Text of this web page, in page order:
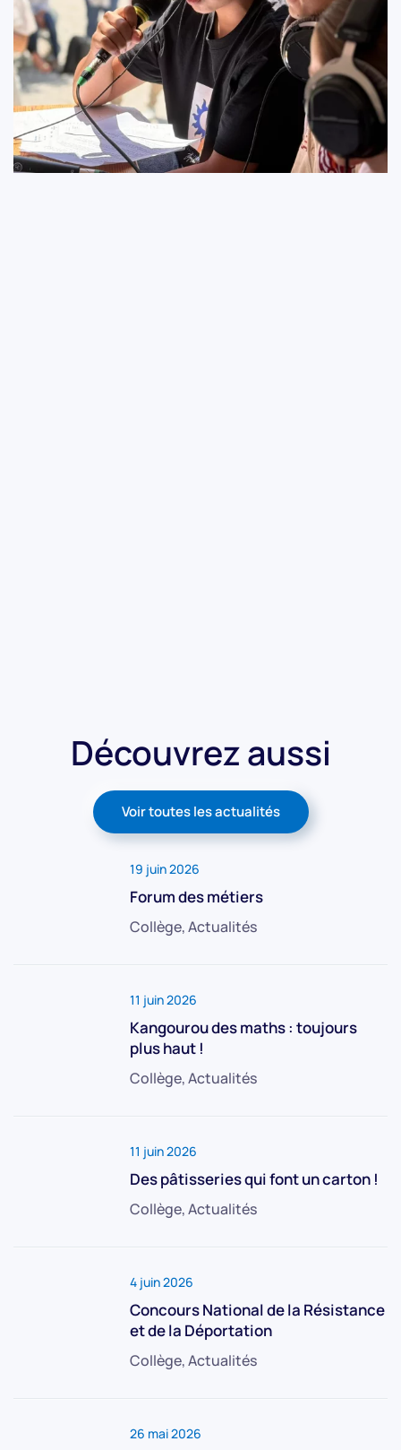
Découvrez aussi
Voir toutes les actualités
19 juin 2026
Forum des métiers
Collège, Actualités
11 juin 2026
Kangourou des maths : toujours
plus haut !
Collège, Actualités
11 juin 2026
Des pâtisseries qui font un carton !
Collège, Actualités
4 juin 2026
Concours National de la Résistance
et de la Déportation
Collège, Actualités
26 mai 2026